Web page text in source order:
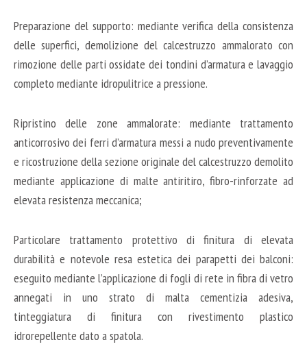
Preparazione del supporto: mediante verifica della consistenza
delle superfici, demolizione del calcestruzzo ammalorato con
rimozione delle parti ossidate dei tondini d’armatura e lavaggio
completo mediante idropulitrice a pressione.
Ripristino delle zone ammalorate: mediante trattamento
anticorrosivo dei ferri d’armatura messi a nudo preventivamente
e ricostruzione della sezione originale del calcestruzzo demolito
mediante applicazione di malte antiritiro, fibro-rinforzate ad
elevata resistenza meccanica;
Particolare trattamento protettivo di finitura di elevata
durabilità e notevole resa estetica dei parapetti dei balconi:
eseguito mediante l’applicazione di fogli di rete in fibra di vetro
annegati in uno strato di malta cementizia adesiva,
tinteggiatura di finitura con rivestimento plastico
idrorepellente dato a spatola.